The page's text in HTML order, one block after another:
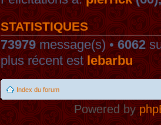
STATISTIQUES
73979message(s) •6062
plus récent estlebarbu
Index du forum
Powered by